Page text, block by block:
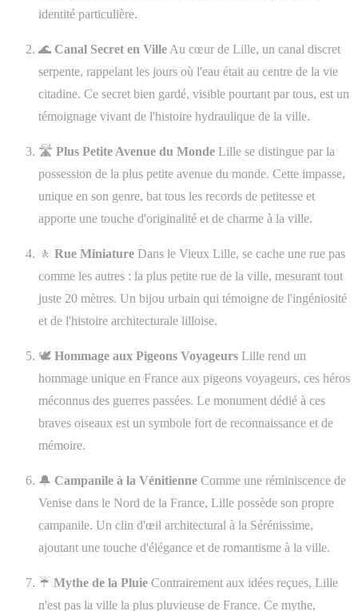
identité particulière.
🌊 Canal Secret en Ville Au cœur de Lille, un canal discret
serpente, rappelant les jours où l'eau était au centre de la vie
citadine. Ce secret bien gardé, visible pourtant par tous, est un
témoignage vivant de l'histoire hydraulique de la ville.
🛣️ Plus Petite Avenue du Monde Lille se distingue par la
possession de la plus petite avenue du monde. Cette impasse,
unique en son genre, bat tous les records de petitesse et
apporte une touche d'originalité et de charme à la ville.
🚶 Rue Miniature Dans le Vieux Lille, se cache une rue pas
comme les autres : la plus petite rue de la ville, mesurant tout
juste 20 mètres. Un bijou urbain qui témoigne de l'ingéniosité
et de l'histoire architecturale lilloise.
🕊️ Hommage aux Pigeons Voyageurs Lille rend un
hommage unique en France aux pigeons voyageurs, ces héros
méconnus des guerres passées. Le monument dédié à ces
braves oiseaux est un symbole fort de reconnaissance et de
mémoire.
🔔 Campanile à la Vénitienne Comme une réminiscence de
Venise dans le Nord de la France, Lille possède son propre
campanile. Un clin d'œil architectural à la Sérénissime,
ajoutant une touche d'élégance et de romantisme à la ville.
☔ Mythe de la Pluie Contrairement aux idées reçues, Lille
n'est pas la ville la plus pluvieuse de France. Ce mythe,